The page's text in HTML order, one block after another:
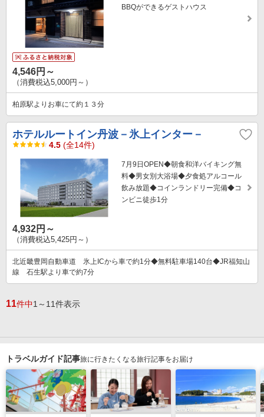
BBQができるゲストハウス
4,546円～
（消費税込5,000円～）
柏原駅よりお車にて約１３分
ホテルルートイン丹波－氷上インター－
4.5 (全14件)
7月9日OPEN◆朝食和洋バイキング無
料◆男女別大浴場◆夕食処アルコール
飲み放題◆コインランドリー完備◆コ
ンビニ徒歩1分
4,932円～
（消費税込5,425円～）
北近畿豊岡自動車道 氷上ICから車で約1分◆無料駐車場140台◆JR福知山
線 石生駅より車で約7分
11件中1～11件表示
トラベルガイド記事旅に行きたくなる旅行記事をお届け